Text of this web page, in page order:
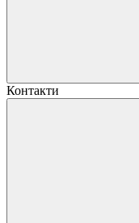
Контакти